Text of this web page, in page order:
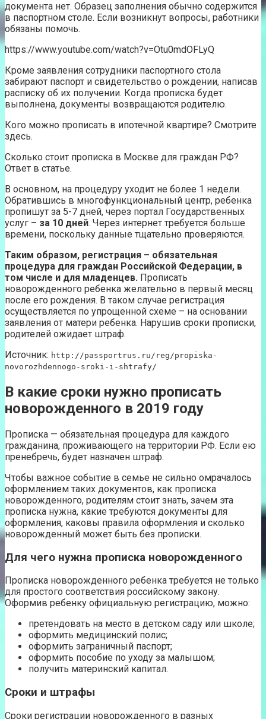
документа нет. Образец заполнения обычно содержится
в паспортном столе. Если возникнут вопросы, работники
обязаны помочь.
https://www.youtube.com/watch?v=Otu0mdOFLyQ
Кроме заявления сотрудники паспортного стола
забирают паспорт и свидетельство о рождении, написав
расписку об их получении. Когда прописка будет
выполнена, документы возвращаются родителю.
Кого можно прописать в ипотечной квартире? Смотрите
здесь.
Сколько стоит прописка в Москве для граждан РФ?
Ответ в статье.
В основном, на процедуру уходит не более 1 недели.
Обратившись в многофункциональный центр, ребенка
пропишут за 5-7 дней, через портал Государственных
услуг – за 10 дней. Через интернет требуется больше
времени, поскольку данные тщательно проверяются.
Таким образом, регистрация – обязательная
процедура для граждан Российской Федерации, в
том числе и для младенцев. Прописать
новорожденного ребенка желательно в первый месяц
после его рождения. В таком случае регистрация
осуществляется по упрощенной схеме – на основании
заявления от матери ребенка. Нарушив сроки прописки,
родителей ожидает штраф.
Источник: http://passportrus.ru/reg/propiska-
novorozhdennogo-sroki-i-shtrafy/
В какие сроки нужно прописать
новорожденного в 2019 году
Прописка — обязательная процедура для каждого
гражданина, проживающего на территории РФ. Если ею
пренебречь, будет назначен штраф.
Чтобы важное событие в семье не сильно омрачалось
оформлением таких документов, как прописка
новорожденного, родителям стоит знать, зачем эта
прописка нужна, какие требуются документы для
оформления, каковы правила оформления и сколько
новорожденный может быть без прописки.
Для чего нужна прописка новорожденного
Прописка новорожденного ребенка требуется не только
для простого соответствия российскому закону.
Оформив ребенку официальную регистрацию, можно:
претендовать на место в детском саду или школе;
оформить медицинский полис;
оформить заграничный паспорт;
оформить пособие по уходу за малышом;
получить материнский капитал.
Сроки и штрафы
Сроки регистрации новорожденного в разных